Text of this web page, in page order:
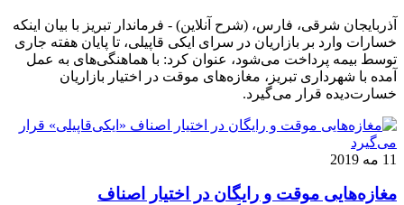
آذربایجان شرقی، فارس، (شرح آنلاین) - فرماندار تبریز با بیان اینکه
خسارات وارد بر بازاریان در سرای ایکی قاپیلی، تا پایان هفته جاری
توسط بیمه پرداخت می‌شود، عنوان کرد: با هماهنگی‌های به عمل
آمده با شهرداری تبریز، مغازه‌های موقت در اختیار بازاریان
خسارت‌دیده قرار می‌گیرد.
11 مه 2019
مغازه‌هایی موقت و رایگان در اختیار اصناف